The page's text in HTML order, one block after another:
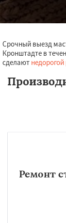
Срочный выезд
Кронштадте в
сделают
Ремонт